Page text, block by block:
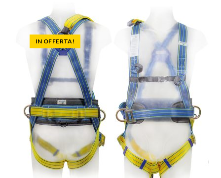
IN OFFERTA!